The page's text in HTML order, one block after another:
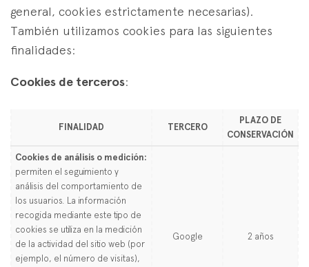
general, cookies estrictamente necesarias).
También utilizamos cookies para las siguientes
finalidades:
Cookies de terceros:
FINALIDAD TERCERO
PLAZO DE
CONSERVACIÓN
Cookies de análisis o medición:
permiten el seguimiento y
análisis del comportamiento de
los usuarios. La información
recogida mediante este tipo de
cookies se utiliza en la medición
de la actividad del sitio web (por
ejemplo, el número de visitas),
Google 2 años